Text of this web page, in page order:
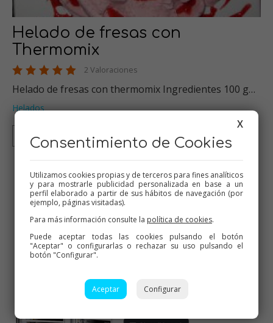
Helado de fresas con
Thermomix
2 Valoraciones
Helado de fresas con thermomix Ingredientes 100 g…
Helados
Thermomix
8 9 10 11 12
Descarga la App
X
Consentimiento de Cookies
Utilizamos cookies propias y de terceros para fines analíticos
y para mostrarle publicidad personalizada en base a un
perfil elaborado a partir de sus hábitos de navegación (por
ejemplo, páginas visitadas).
Para más información consulte la política de cookies.
Puede aceptar todas las cookies pulsando el botón
"Aceptar" o configurarlas o rechazar su uso pulsando el
botón "Configurar".
Aceptar Configurar